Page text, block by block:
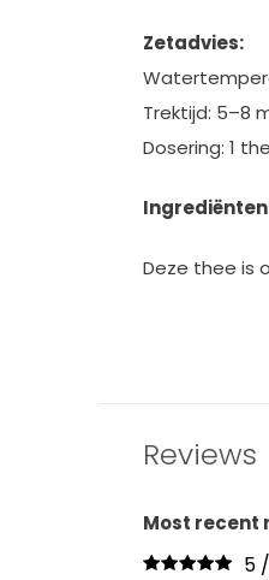
Zetadvies:
Trektijd: 5–8
Dosering: 1
Deze thee is
Reviews
Most recent
5